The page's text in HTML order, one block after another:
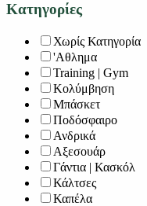
Κατηγορίες
Χωρίς Κατηγορία
'Αθλημα
Training | Gym
Κολύμβηση
Μπάσκετ
Ποδόσφαιρο
Ανδρικά
Αξεσουάρ
Γάντια | Κασκόλ
Κάλτσες
Καπέλα